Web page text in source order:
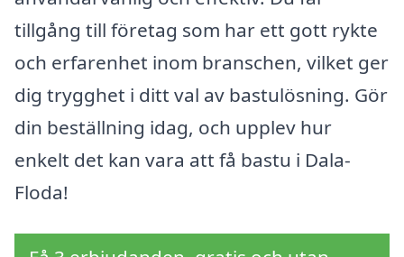
tillgång till företag som har ett gott rykte
och erfarenhet inom branschen, vilket ger
dig trygghet i ditt val av bastulösning. Gör
din beställning idag, och upplev hur
enkelt det kan vara att få bastu i Dala-
Floda!